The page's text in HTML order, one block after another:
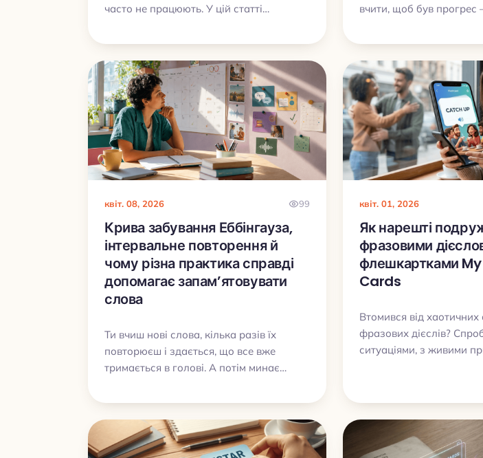
часто не працюють. У цій статті
швидко розвалюються, як будувати
справді корисні словники під реальні
ситуації та з чого краще почати, щоб
слова не просто накопичувалися, а
переходили в активне мовлення.
вчити, щоб був прогрес
число», а темп, який ти
разом із повтореннями.
квіт. 08, 2026 99
Крива забування Еббінгауза,
інтервальне повторення й
чому різна практика справді
допомагає запам’ятовувати
слова
Ти вчиш нові слова, кілька разів їх
повторюєш і здається, що все вже
тримається в голові. А потім минає
десь поруч, але з пам’яті нічого не
дістається. Саме тому крива забування
Еббінгауза досі важлива для тих, хто
вивчає мови. Вона добре показує
квіт. 01, 2026
Як нарешті
фразовими
флешкартками
Cards
Втомився від хаотичних
фразових дієслів?
ситуаціями, з живими